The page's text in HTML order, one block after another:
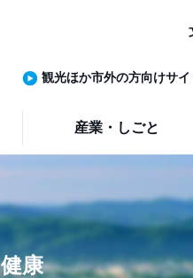
産業・しごと
観光ほか市外の方向けサイ
健康